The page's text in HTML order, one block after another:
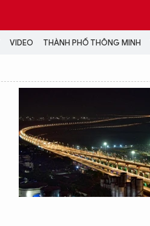
VIDEO THÀNH PHỐ THÔNG MINH
VIDEO
PODCAST
ẢNH
LONGFORM
INFOGRAPHIC
LỊCH VẠN SỰ